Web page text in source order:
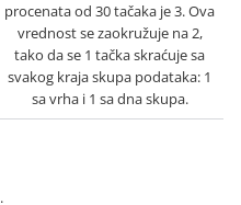
procenata od 30 tačaka je 3. Ova
vrednost se zaokružuje na 2,
tako da se 1 tačka skraćuje sa
svakog kraja skupa podataka: 1
sa vrha i 1 sa dna skupa.
.